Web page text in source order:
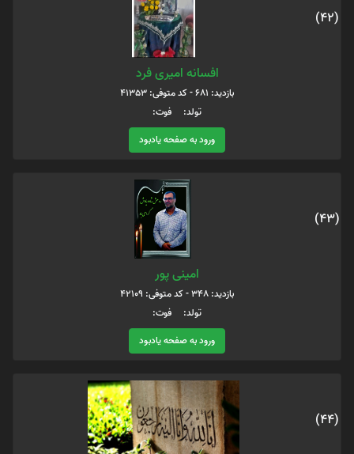
(42)
افسانه امیری فرد
بازدید: 681 - کد متوفی: 41353
تولد: فوت:
ورود به صفحه یادبود
(43)
امینی پور
بازدید: 348 - کد متوفی: 42109
تولد: فوت:
ورود به صفحه یادبود
(44)